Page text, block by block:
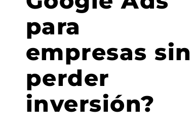
para
empresas sin
perder
inversión?